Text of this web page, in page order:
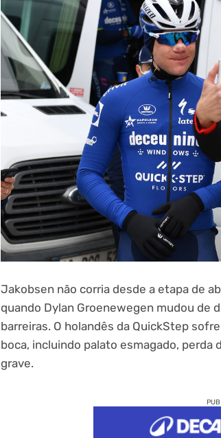
Jakobsen não corria desde a etapa de
quando Dylan Groenewegen mudou de
barreiras. O holandês da QuickStep
boca, incluindo palato esmagado,
grave.
PUB